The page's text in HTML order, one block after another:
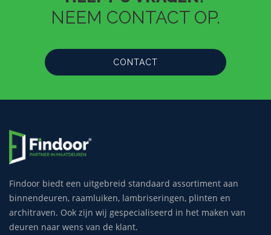
NEEM CONTACT OP.
CONTACT
Findoor biedt een uitgebreid standaard assortiment aan
binnendeuren, raamluiken, lambriseringen, plinten en
architraven. Ook zijn wij gespecialiseerd in het maken van
deuren naar wens van de klant.